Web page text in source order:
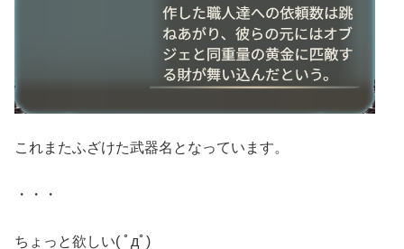
これまたふざけた武器名となっています。
・・・
ちょっと欲しい( ﾟдﾟ)